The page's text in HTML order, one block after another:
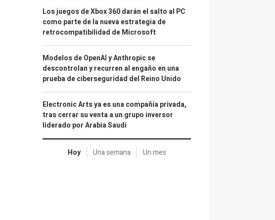
Los juegos de Xbox 360 darán el salto al PC
como parte de la nueva estrategia de
retrocompatibilidad de Microsoft
Modelos de OpenAI y Anthropic se
descontrolan y recurren al engaño en una
prueba de ciberseguridad del Reino Unido
Electronic Arts ya es una compañía privada,
tras cerrar su venta a un grupo inversor
liderado por Arabia Saudí
Hoy Una semana Un mes